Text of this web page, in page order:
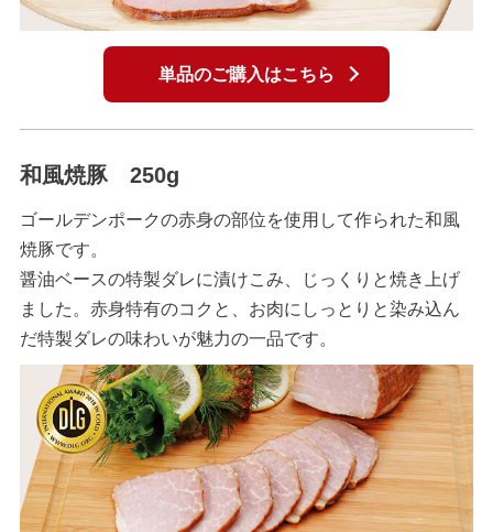
単品のご購入はこちら
和風焼豚 250g
ゴールデンポークの赤身の部位を使用して作られた和風
焼豚です。
醤油ベースの特製ダレに漬けこみ、じっくりと焼き上げ
ました。赤身特有のコクと、お肉にしっとりと染み込ん
だ特製ダレの味わいが魅力の一品です。